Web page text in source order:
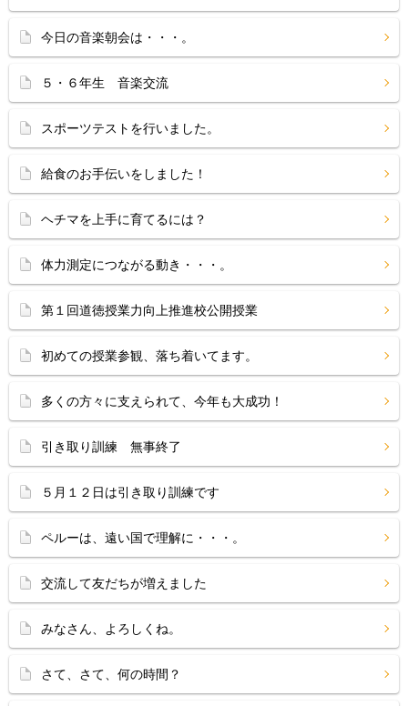
今日の音楽朝会は・・・。
５・６年生 音楽交流
スポーツテストを行いました。
給食のお手伝いをしました！
ヘチマを上手に育てるには？
体力測定につながる動き・・・。
第１回道徳授業力向上推進校公開授業
初めての授業参観、落ち着いてます。
多くの方々に支えられて、今年も大成功！
引き取り訓練 無事終了
５月１２日は引き取り訓練です
ペルーは、遠い国で理解に・・・。
交流して友だちが増えました
みなさん、よろしくね。
さて、さて、何の時間？